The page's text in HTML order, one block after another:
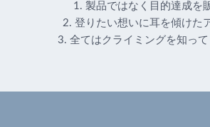
1. 製品ではなく目的達成を
2. 登りたい想いに耳を傾けた
3. 全てはクライミングを知っ